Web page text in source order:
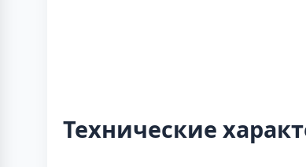
Технические